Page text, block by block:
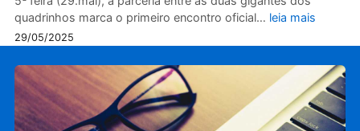
quadrinhos marca o primeiro encontro oficial… leia mais
29/05/2025